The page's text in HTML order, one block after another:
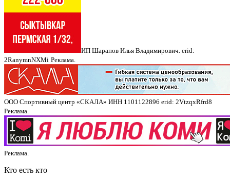
ИП Шарапов Илья Владимирович. erid:
2RanymnNXMi Реклама.
ООО Спортивный центр «СКАЛА» ИНН 1101122896 erid: 2VtzqxRfrd8
Реклама.
Реклама.
Кто есть кто